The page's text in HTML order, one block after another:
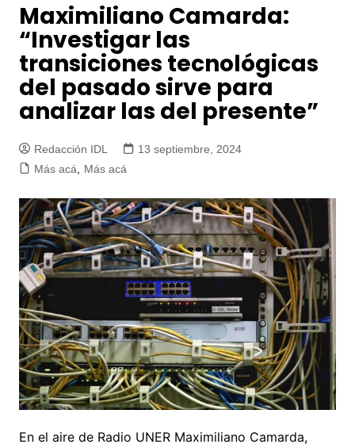
Maximiliano Camarda:
“Investigar las
transiciones tecnológicas
del pasado sirve para
analizar las del presente”
Redacción IDL
13 septiembre, 2024
Más acá, Más acá
En el aire de Radio UNER Maximiliano Camarda,